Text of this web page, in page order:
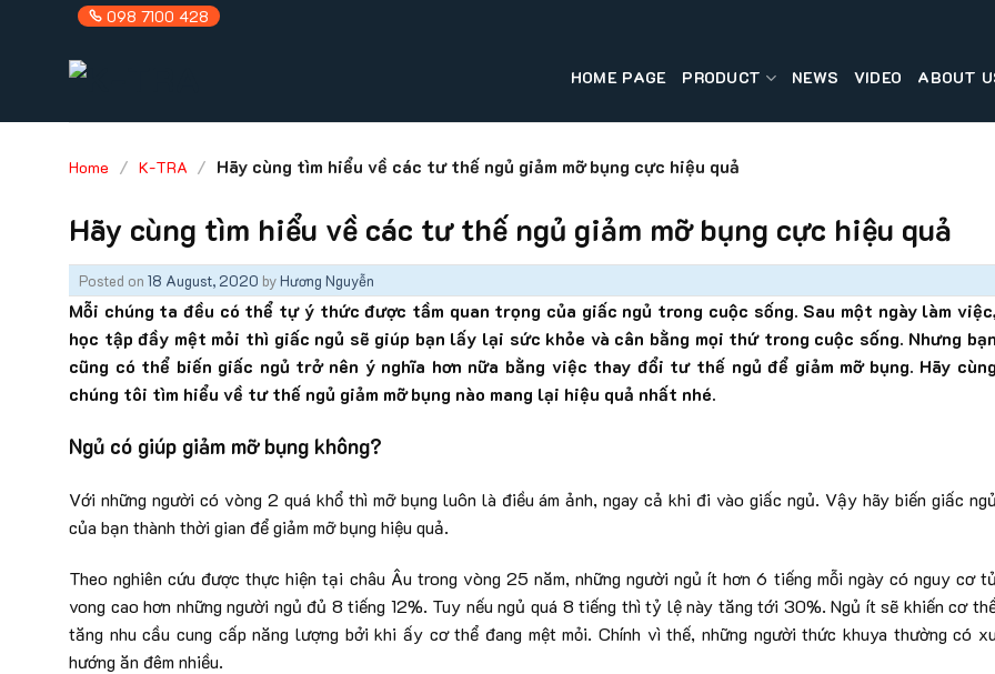
098 7100 428
HOME PAGE PRODUCT NEWS VIDEO ABOUT
Home / K-TRA / Hãy cùng tìm hiểu về các tư thế ngủ giảm mỡ bụng cực hiệu quả
Hãy cùng tìm hiểu về các tư thế ngủ giảm mỡ bụng cực hiệu quả
Posted on 18 August, 2020 byHương Nguyễn
Mỗi chúng ta đều có thể tự ý thức được tầm quan trọng của giấc ngủ trong cuộc sống. Sau một ngày làm việc,
học tập đầy mệt mỏi thì giấc ngủ sẽ giúp bạn lấy lại sức khỏe và cân bằng mọi thứ trong cuộc sống. Nhưng bạn
cũng có thể biến giấc ngủ trở nên ý nghĩa hơn nữa bằng việc thay đổi tư thế ngủ để giảm mỡ bụng. Hãy cùng
chúng tôi tìm hiểu về tư thế ngủ giảm mỡ bụng nào mang lại hiệu quả nhất nhé.
Ngủ có giúp giảm mỡ bụng không?
Với những người có vòng 2 quá khổ thì mỡ bụng luôn là điều ám ảnh, ngay cả khi đi vào giấc ngủ. Vậy hãy biến giấc ngủ
của bạn thành thời gian để giảm mỡ bụng hiệu quả.
Theo nghiên cứu được thực hiện tại châu Âu trong vòng 25 năm, những người ngủ ít hơn 6 tiếng mỗi ngày có nguy cơ
vong cao hơn những người ngủ đủ 8 tiếng 12%. Tuy nếu ngủ quá 8 tiếng thì tỷ lệ này tăng tới 30%. Ngủ ít sẽ khiến cơ
tăng nhu cầu cung cấp năng lượng bởi khi ấy cơ thể đang mệt mỏi. Chính vì thế, những người thức khuya thường có xu
hướng ăn đêm nhiều.